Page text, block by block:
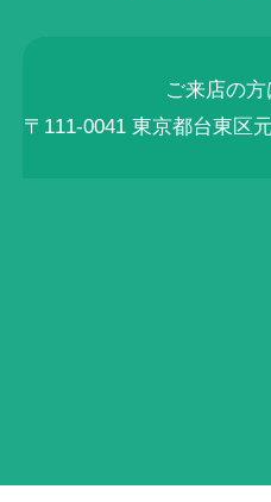
ご来店の
〒111-0041 東京都台東区